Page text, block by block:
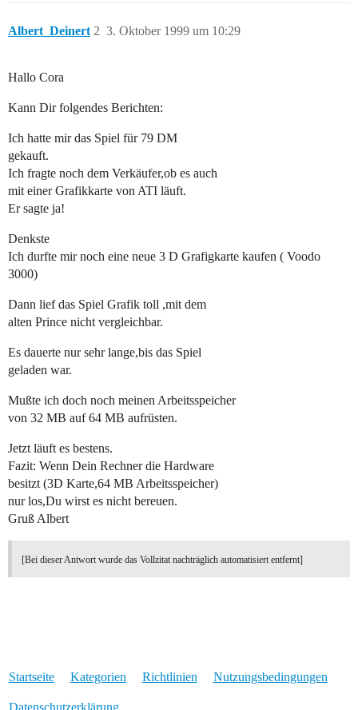
Albert_Deinert 3. Oktober 1999 um 10:29
2
Hallo Cora
Kann Dir folgendes Berichten:
Ich hatte mir das Spiel für 79 DM
gekauft.
Ich fragte noch dem Verkäufer,ob es auch
mit einer Grafikkarte von ATI läuft.
Er sagte ja!
Denkste
Ich durfte mir noch eine neue 3 D Grafigkarte kaufen ( Voodo
3000)
Dann lief das Spiel Grafik toll ,mit dem
alten Prince nicht vergleichbar.
Es dauerte nur sehr lange,bis das Spiel
geladen war.
Mußte ich doch noch meinen Arbeitsspeicher
von 32 MB auf 64 MB aufrüsten.
Jetzt läuft es bestens.
Fazit: Wenn Dein Rechner die Hardware
besitzt (3D Karte,64 MB Arbeitsspeicher)
nur los,Du wirst es nicht bereuen.
Gruß Albert
[Bei dieser Antwort wurde das Vollzitat nachträglich automatisiert entfernt]
Startseite Kategorien Richtlinien Nutzungsbedingungen
Datenschutzerklärung